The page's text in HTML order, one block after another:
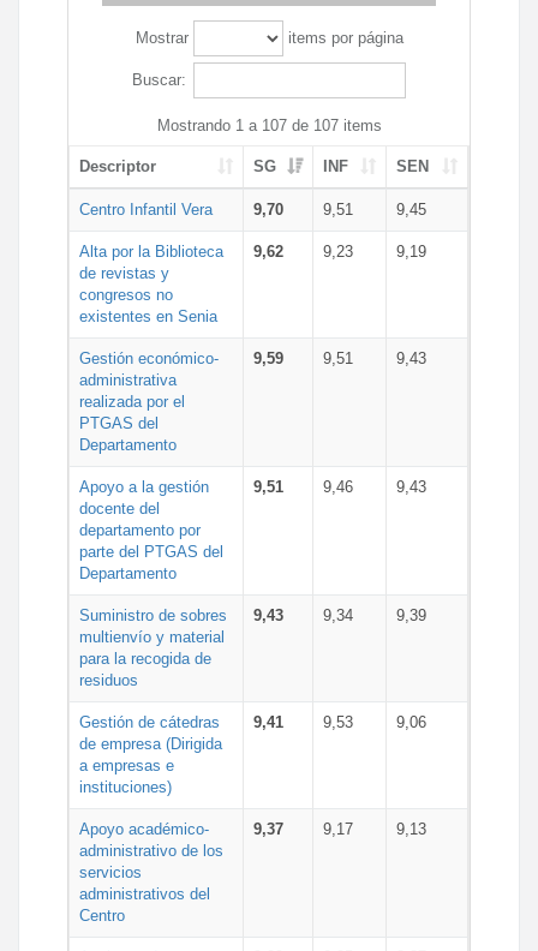
Mostrar items por página
Buscar:
Mostrando 1 a 107 de 107 items
Descriptor SG INF SEN
Centro Infantil Vera 9,70 9,51 9,45
Alta por la Biblioteca
de revistas y
congresos no
existentes en Senia
9,62 9,23 9,19
Gestión económico-
administrativa
realizada por el
PTGAS del
Departamento
9,59 9,51 9,43
Apoyo a la gestión
docente del
departamento por
parte del PTGAS del
Departamento
9,51 9,46 9,43
Suministro de sobres
multienvío y material
para la recogida de
residuos
9,43 9,34 9,39
Gestión de cátedras
de empresa (Dirigida
a empresas e
instituciones)
9,41 9,53 9,06
Apoyo académico-
administrativo de los
servicios
administrativos del
Centro
9,37 9,17 9,13